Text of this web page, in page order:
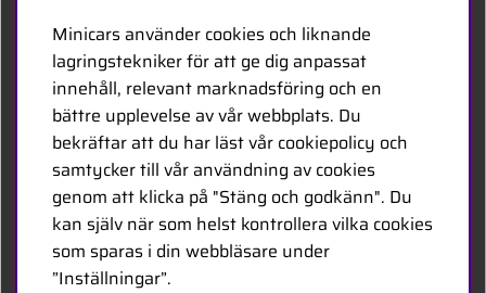
Bli återförsäljare
Bli leverantör
Jobba hos oss
FÖLJ OSS
Facebook
Minicars använder cookies och liknande
lagringstekniker för att ge dig anpassat
innehåll, relevant marknadsföring och en
bättre upplevelse av vår webbplats. Du
bekräftar att du har läst vår cookiepolicy och
samtycker till vår användning av cookies
genom att klicka på "Stäng och godkänn". Du
kan själv när som helst kontrollera vilka cookies
som sparas i din webbläsare under
”Inställningar”.